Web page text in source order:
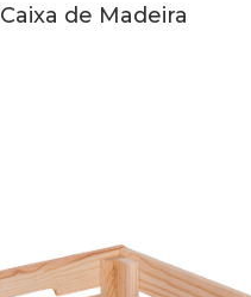
Caixa de Madeira